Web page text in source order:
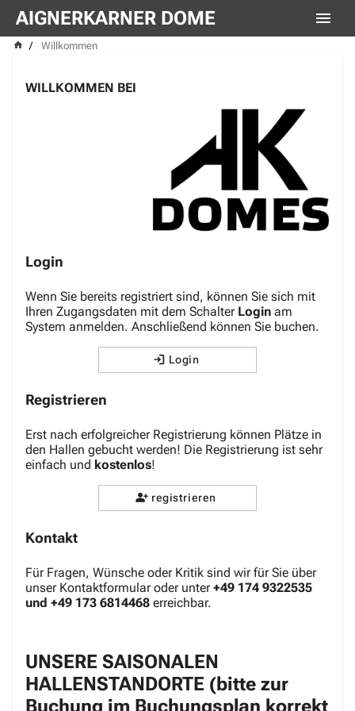
AIGNERKARNER DOME
Willkommen
WILLKOMMEN BEI
Login
Wenn Sie bereits registriert sind, können Sie sich mit
Ihren Zugangsdaten mit dem Schalter Login am
System anmelden. Anschließend können Sie buchen.
Login
Registrieren
Erst nach erfolgreicher Registrierung können Plätze in
den Hallen gebucht werden! Die Registrierung ist sehr
einfach und kostenlos!
registrieren
Kontakt
Für Fragen, Wünsche oder Kritik sind wir für Sie über
unser Kontaktformular oder unter+49 174 9322535
und +49 173 6814468 erreichbar.
UNSERE SAISONALEN
HALLENSTANDORTE (bitte zur
Buchung im Buchungsplan korrekt